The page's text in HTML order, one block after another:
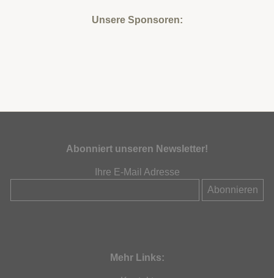
Unsere Sponsoren:
Abonniert unseren Newsletter!
Ihre E-Mail Adresse
Mehr Links: